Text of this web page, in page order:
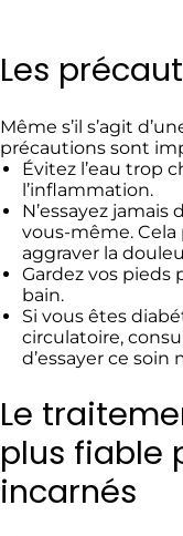
Les
Même s’il s’agit
précautions sont
Évitez l’eau trop
l’inflammation.
N’essayez jamais
vous-même.
aggraver la
Gardez vos pieds
bain.
Si vous êtes
circulatoire,
d’essayer ce soin
Le
plus fiable
incarnés